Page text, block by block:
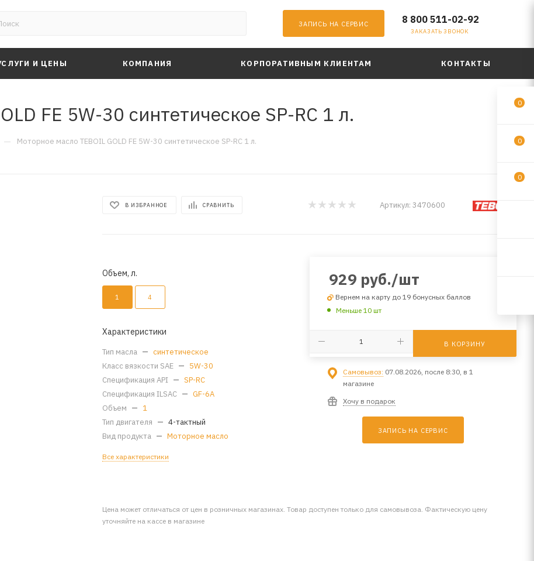
ЗАПИСЬ НА СЕРВИС 8 800 511-02-92
ЗАКАЗАТЬ ЗВОНОК
И ЦЕНЫ КОМПАНИЯ КОРПОРАТИВНЫМ КЛИЕНТАМ КОНТАКТЫ
FE 5W-30 синтетическое SP-RC 1 л.
— Моторное масло TEBOIL GOLD FE 5W-30 синтетическое SP-RC 1 л.
В ИЗБРАННОЕ СРАВНИТЬ Артикул: 3470600
Объем, л.
1 4
Характеристики
Тип масла — синтетическое
Класс вязкости SAE — 5W-30
Спецификация API — SP-RC
Спецификация ILSAC — GF-6A
Объем — 1
Тип двигателя — 4-тактный
Вид продукта — Моторное масло
Все характеристики
929 руб./шт
Вернем на карту до 19 бонусных баллов
Меньше 10 шт
В КОРЗИНУ
Самовывоз: 07.08.2026, после 8:30, в 1
магазине
Хочу в подарок
ЗАПИСЬ НА СЕРВИС
Цена может отличаться от цен в розничных магазинах. Товар доступен только для самовывоза. Фактическую цену
уточняйте на кассе в магазине
0
0
0